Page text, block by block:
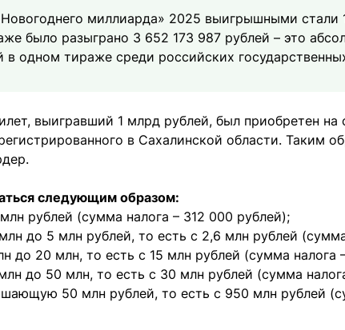
миллиарда» 2025 выигрышными стали
было разыграно 3 652 173 987 рублей – это
одном тираже среди российских
выигравший 1 млрд рублей, был приобретен на
в Сахалинской области. Таким
следующим образом:
рублей (сумма налога – 312 000 рублей);
до 5 млн рублей, то есть с 2,6 млн рублей
до 20 млн, то есть с 15 млн рублей (сумма налога
до 50 млн, то есть с 30 млн рублей (сумма
50 млн рублей, то есть с 950 млн рублей